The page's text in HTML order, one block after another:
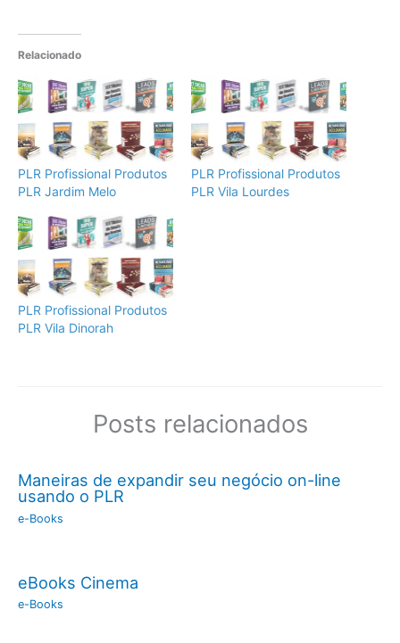
Relacionado
PLR Profissional Produtos
PLR Jardim Melo
PLR Profissional Produtos
PLR Vila Lourdes
PLR Profissional Produtos
PLR Vila Dinorah
Posts relacionados
Maneiras de expandir seu negócio on-line
usando o PLR
e-Books
eBooks Cinema
e-Books